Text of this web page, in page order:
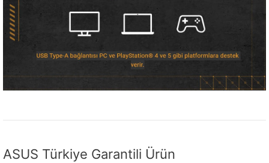
ASUS Türkiye Garantili Ürün